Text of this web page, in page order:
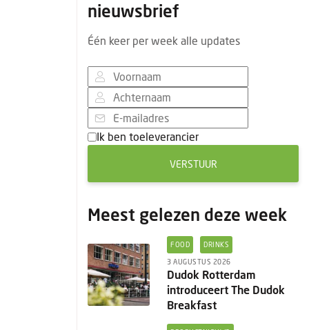
nieuwsbrief
Één keer per week alle updates
Ik ben toeleverancier
VERSTUUR
Meest gelezen deze week
FOOD DRINKS
3 AUGUSTUS 2026
Dudok Rotterdam
introduceert The Dudok
Breakfast